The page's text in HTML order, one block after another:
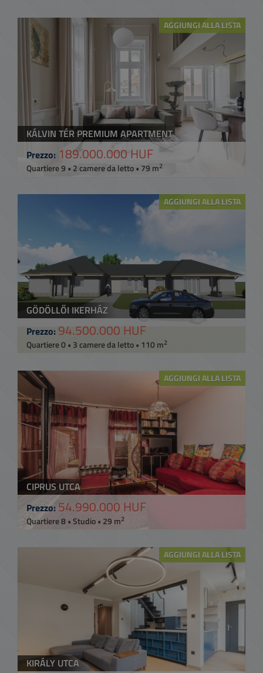
AGGIUNGI ALLA LISTA
KÁLVIN TÉR PREMIUM APARTMENT
Prezzo: 189.000.000 HUF
Quartiere 9 • 2 camere da letto • 79 m2
AGGIUNGI ALLA LISTA
GÖDÖLLŐI IKERHÁZ
Prezzo: 94.500.000 HUF
Quartiere 0 • 3 camere da letto • 110 m2
AGGIUNGI ALLA LISTA
CIPRUS UTCA
Prezzo: 54.990.000 HUF
Quartiere 8 • Studio • 29 m2
AGGIUNGI ALLA LISTA
KIRÁLY UTCA